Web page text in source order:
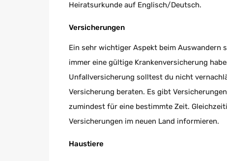
Heiratsurkunde auf Englisch/Deutsch.
Versicherungen
Ein sehr wichtiger Aspekt beim Auswandern
immer eine gültige Krankenversicherung
Unfallversicherung solltest du nicht
Versicherung beraten. Es gibt
zumindest für eine bestimmte Zeit.
Versicherungen im neuen Land informieren.
Haustiere